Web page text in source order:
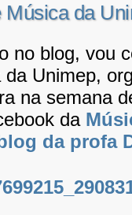
Música da
no blog, vou
Unimep,
na semana
da
da profa